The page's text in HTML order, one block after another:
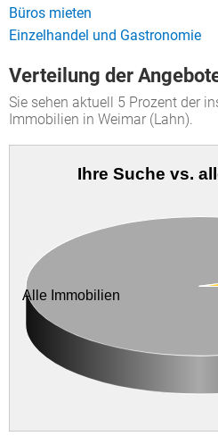
Büros mieten
Einzelhandel und Gastronomie
Verteilung der
Sie sehen aktuell 5 Prozent der
Immobilien in Weimar (Lahn).
Ihre Suche vs.
Alle Immobilien